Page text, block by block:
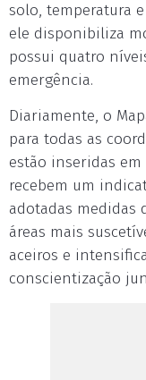
solo, temperatura
ele disponibiliza
possui quatro
emergência.
Diariamente, o
para todas as
estão inseridas
recebem um
adotadas medidas
áreas mais
aceiros e
conscientização